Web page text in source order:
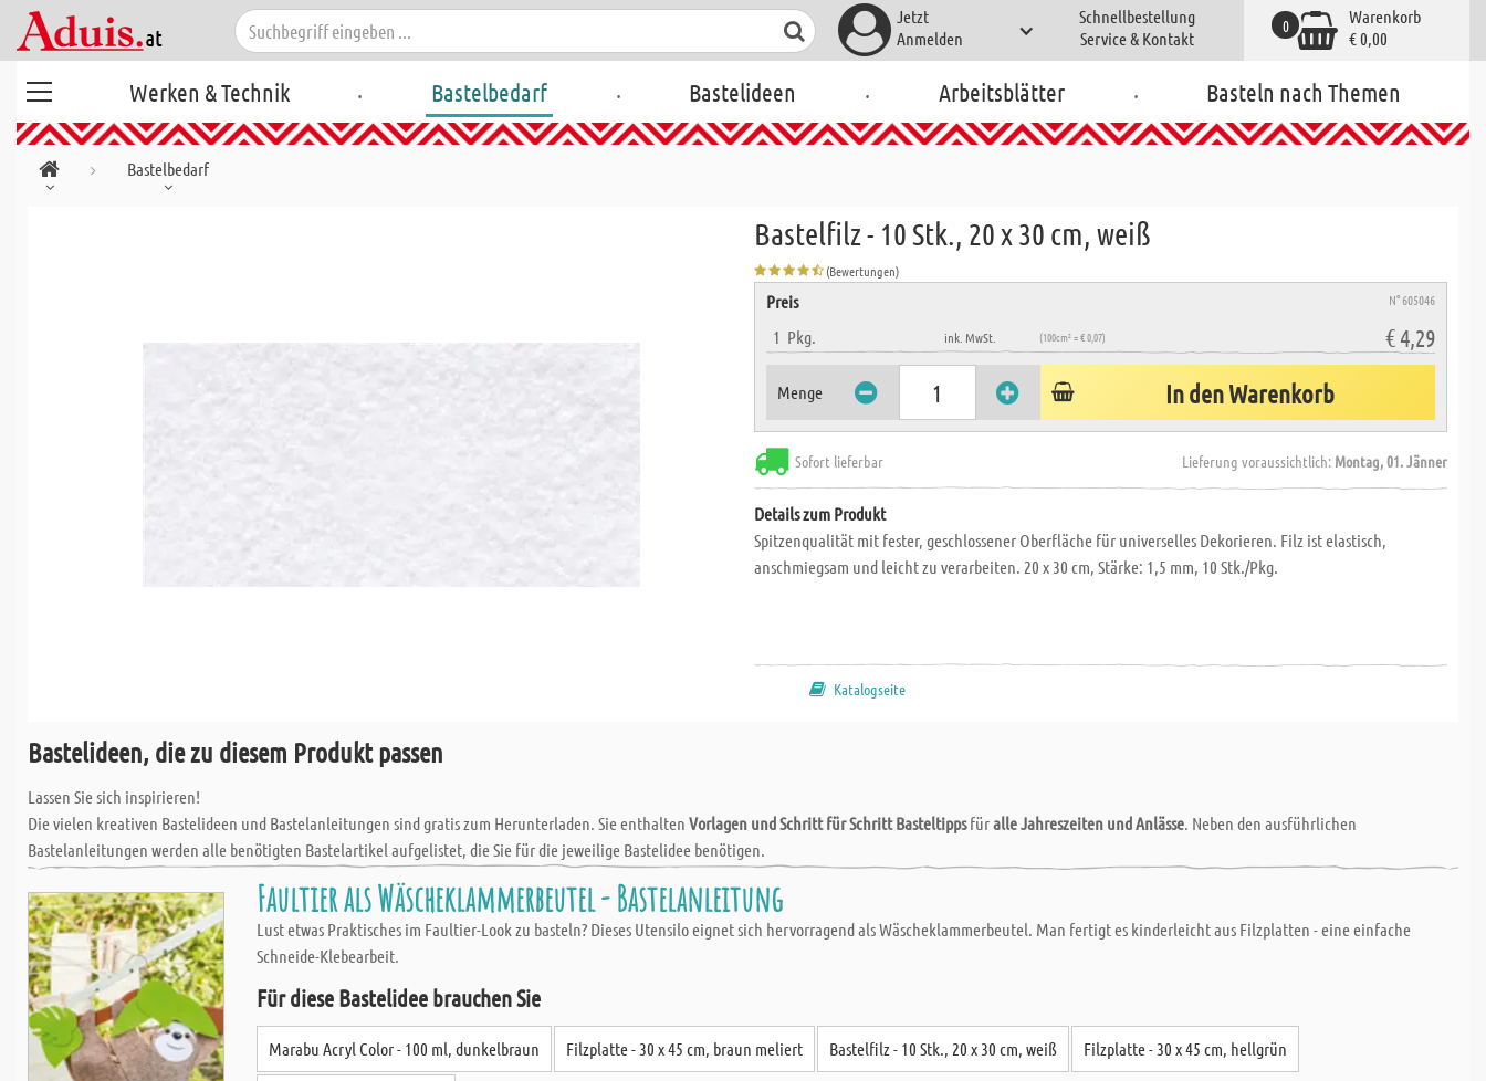
Jetzt
Anmelden
Schnellbestellung
Service & Kontakt
Warenkorb
€ 0,00
0
Werken & Technik . Bastelbedarf . Bastelideen . Arbeitsblätter . Basteln nach Themen
Bastelbedarf
Bastelfilz - 10 Stk., 20 x 30 cm, weiß
(Bewertungen)
Preis N° 605046
1 Pkg. ink. MwSt. (100cm² = € 0,07) € 4,29
Menge In den Warenkorb
Sofort lieferbar Lieferung voraussichtlich: Montag, 01. Jänner
Details zum Produkt
Spitzenqualität mit fester, geschlossener Oberfläche für universelles Dekorieren. Filz ist elastisch,
anschmiegsam und leicht zu verarbeiten. 20 x 30 cm, Stärke: 1,5 mm, 10 Stk./Pkg.
Katalogseite
Bastelideen, die zu diesem Produkt passen
Lassen Sie sich inspirieren!
Die vielen kreativen Bastelideen und Bastelanleitungen sind gratis zum Herunterladen. Sie enthalten Vorlagen und Schritt für Schritt Basteltippsfüralle Jahreszeiten und Anlässe. Neben den ausführlichen
Bastelanleitungen werden alle benötigten Bastelartikel aufgelistet, die Sie für die jeweilige Bastelidee benötigen.
Faultier als Wäscheklammerbeutel - Bastelanleitung
Lust etwas Praktisches im Faultier-Look zu basteln? Dieses Utensilo eignet sich hervorragend als Wäscheklammerbeutel. Man fertigt es kinderleicht aus Filzplatten - eine einfache
Schneide-Klebearbeit.
Für diese Bastelidee brauchen Sie
Marabu Acryl Color - 100 ml, dunkelbraun Filzplatte - 30 x 45 cm, braun meliert Bastelfilz - 10 Stk., 20 x 30 cm, weiß Filzplatte - 30 x 45 cm, hellgrün